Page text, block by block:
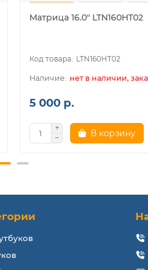
Матрица 16.0" LTN160HT02
LTN160HT02
нет в наличии,
5 000 р.
В корзину